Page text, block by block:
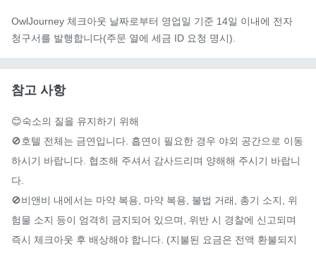
OwlJourney 체크아웃 날짜로부터 영업일 기준 14일 이내에 전자
청구서를 발행합니다(주문 열에 세금 ID 요청 명시).
참고 사항
😊숙소의 질을 유지하기 위해
🚫호텔 전체는 금연입니다. 흡연이 필요한 경우 야외 공간으로 이동
하시기 바랍니다. 협조해 주셔서 감사드리며 양해해 주시기 바랍니
다.
🚫비앤비 내에서는 마약 복용, 마약 복용, 불법 거래, 총기 소지, 위
험물 소지 등이 엄격히 금지되어 있으며, 위반 시 경찰에 신고되며
즉시 체크아웃 후 배상해야 합니다. (지불된 요금은 전액 환불되지